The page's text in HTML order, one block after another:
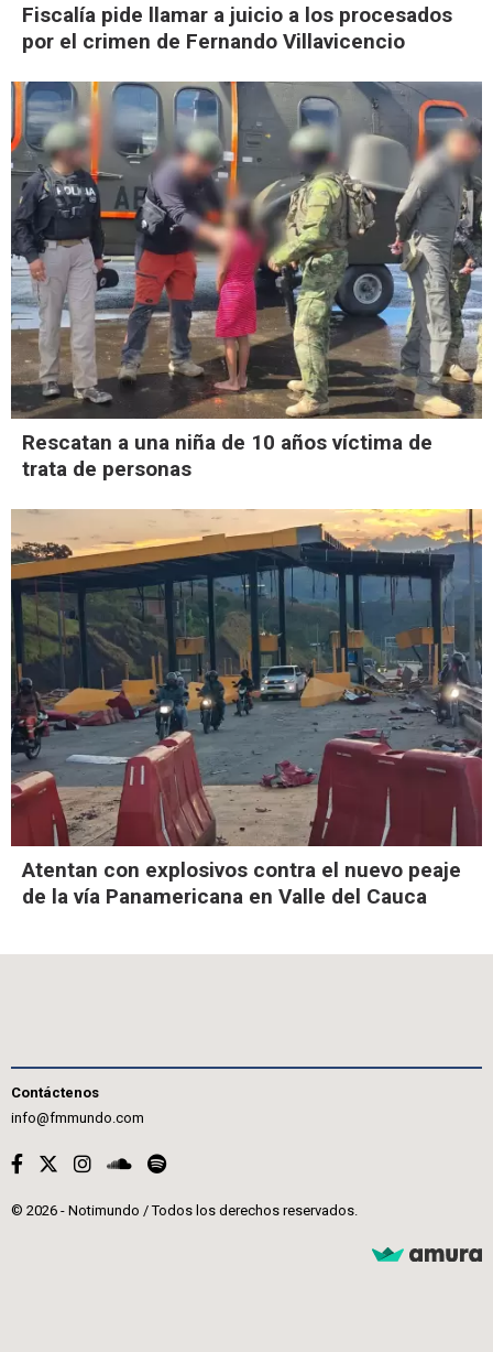
Fiscalía pide llamar a juicio a los procesados
por el crimen de Fernando Villavicencio
Rescatan a una niña de 10 años víctima de
trata de personas
Atentan con explosivos contra el nuevo peaje
de la vía Panamericana en Valle del Cauca
Contáctenos
info@fmmundo.com
© 2026 - Notimundo / Todos los derechos reservados.